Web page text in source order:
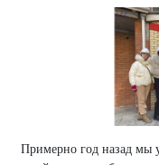
Примерно год назад мы